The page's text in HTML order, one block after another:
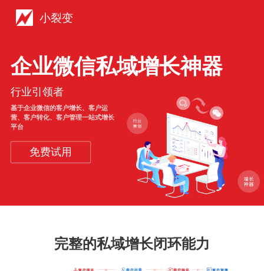
小裂变
企业微信私域增长神器
行业引领者
基于企业微信的客户增长、客户运
营、客户转化、客户管理一站式增长
平台
免费试用
完整的私域增长闭环能力